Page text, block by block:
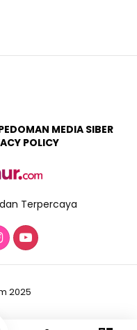
MEDIA SIBER
POLICY
Terpercaya
2025